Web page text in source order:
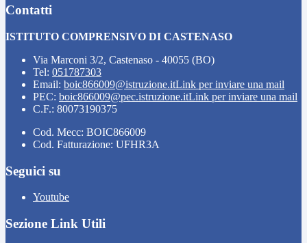
Contatti
ISTITUTO COMPRENSIVO DI CASTENASO
Via Marconi 3/2, Castenaso - 40055 (BO)
Tel: 051787303
Email: boic866009@istruzione.itLink per inviare una mail
PEC: boic866009@pec.istruzione.itLink per inviare una mail
C.F.: 80073190375
Cod. Mecc: BOIC866009
Cod. Fatturazione: UFHR3A
Seguici su
Youtube
Sezione Link Utili